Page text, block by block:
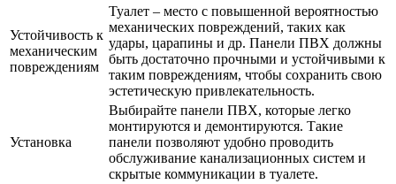
Устойчивость к
механическим
повреждениям
Туалет – место с повышенной вероятностью
механических повреждений, таких как
удары, царапины и др. Панели ПВХ должны
быть достаточно прочными и устойчивыми к
таким повреждениям, чтобы сохранить свою
эстетическую привлекательность.
Установка
Выбирайте панели ПВХ, которые легко
монтируются и демонтируются. Такие
панели позволяют удобно проводить
обслуживание канализационных систем и
скрытые коммуникации в туалете.